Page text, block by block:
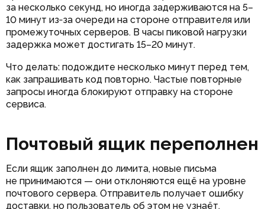
за несколько секунд, но иногда задерживаются на 5–
10 минут из‑за очереди на стороне отправителя или
промежуточных серверов. В часы пиковой нагрузки
задержка может достигать 15–20 минут.
Что делать: подождите несколько минут перед тем,
как запрашивать код повторно. Частые повторные
запросы иногда блокируют отправку на стороне
сервиса.
Почтовый ящик переполнен
Если ящик заполнен до лимита, новые письма
не принимаются — они отклоняются ещё на уровне
почтового сервера. Отправитель получает ошибку
доставки, но пользователь об этом не узнаёт.